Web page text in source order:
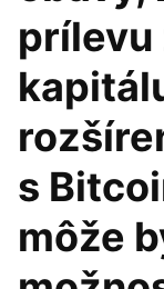
prílevu
s
môže